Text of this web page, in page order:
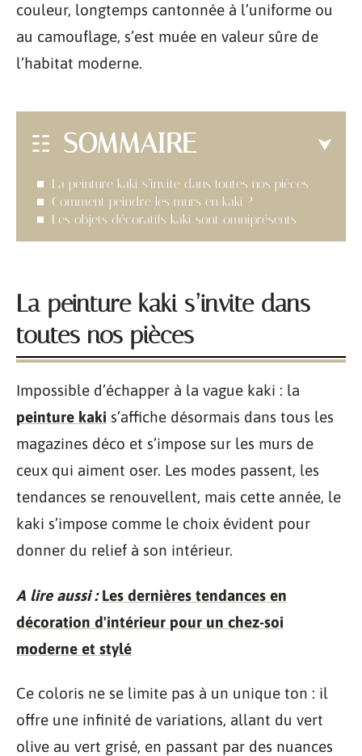
couleur, longtemps cantonnée à l’uniforme ou
au camouflage, s’est muée en valeur sûre de
l’habitat moderne.
SOMMAIRE
La peinture kaki s’invite dans toutes nos pièces
Comment peindre les murs en kaki ?
Les objets décoratifs kaki sont omniprésents
La peinture kaki s’invite dans
toutes nos pièces
Impossible d’échapper à la vague kaki : la
peinture kaki s’affiche désormais dans tous les
magazines déco et s’impose sur les murs de
ceux qui aiment oser. Les modes passent, les
tendances se renouvellent, mais cette année, le
kaki s’impose comme le choix évident pour
donner du relief à son intérieur.
A lire aussi : Les dernières tendances en
décoration d'intérieur pour un chez-soi
moderne et stylé
Ce coloris ne se limite pas à un unique ton : il
offre une infinité de variations, allant du vert
olive au vert grisé, en passant par des nuances